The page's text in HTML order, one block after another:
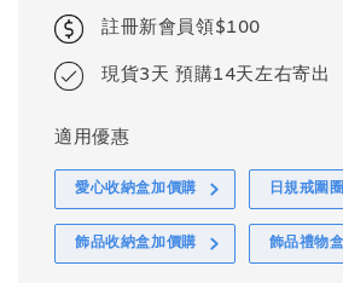
註冊新會員領$100
現貨3天 預購14天左右寄出
適用優惠
愛心收納盒加價購 日規戒圍
飾品收納盒加價購 飾品禮物